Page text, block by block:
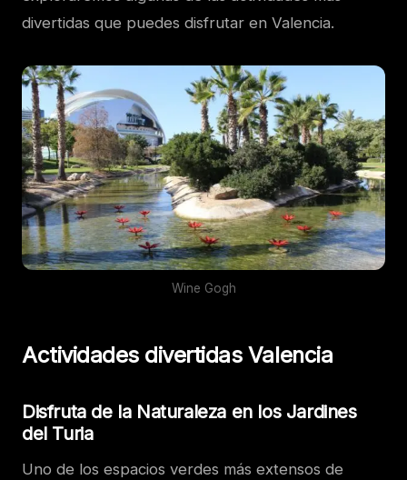
divertidas que puedes disfrutar en Valencia.
Wine Gogh
Actividades divertidas Valencia
Disfruta de la Naturaleza en los Jardines
del Turia
Uno de los espacios verdes más extensos de